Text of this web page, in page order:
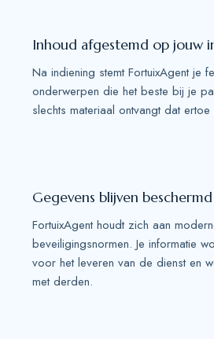
Inhoud afgestemd op jouw
Na indiening stemt FortuixAgent je
onderwerpen die het beste bij je
slechts materiaal ontvangt dat
Gegevens blijven beschermd
FortuixAgent houdt zich aan
beveiligingsnormen. Je informatie
voor het leveren van de dienst en
met derden.